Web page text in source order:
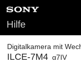
Hilfe
Digitalkamera mit
ILCE-7M4 α7IV